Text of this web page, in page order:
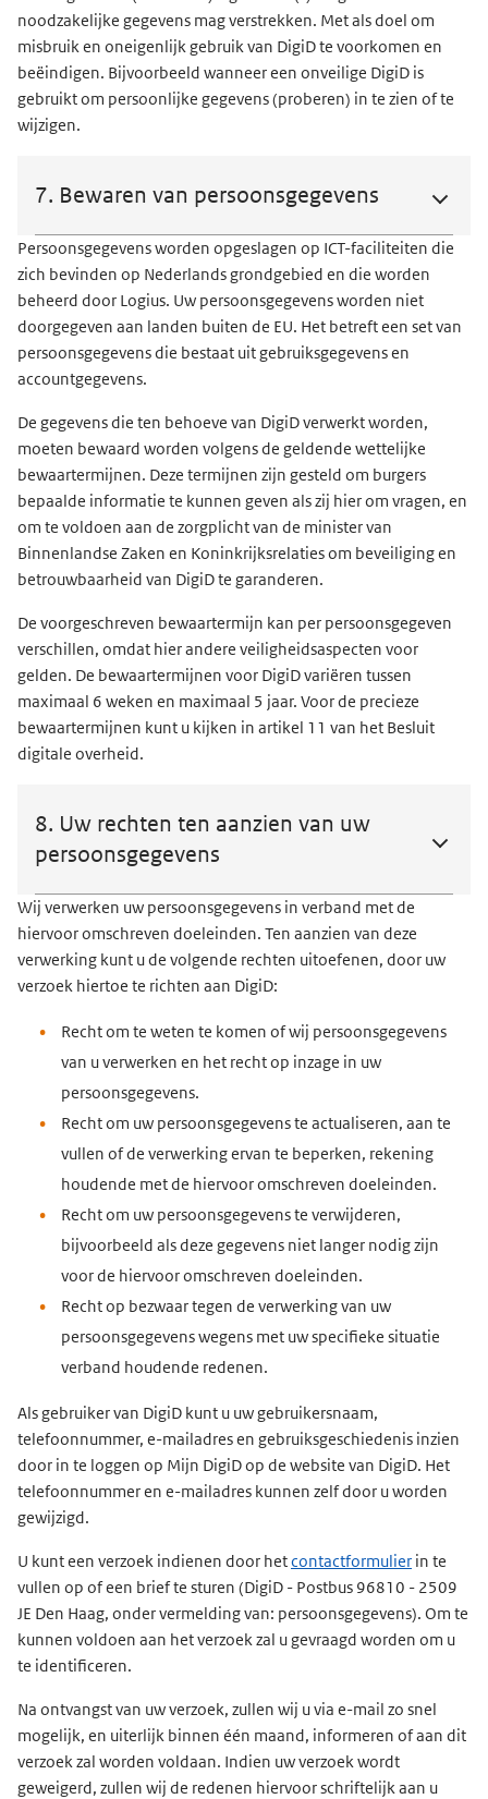
noodzakelijke gegevens mag verstrekken. Met als doel om
misbruik en oneigenlijk gebruik van DigiD te voorkomen en
beëindigen. Bijvoorbeeld wanneer een onveilige DigiD is
gebruikt om persoonlijke gegevens (proberen) in te zien of te
wijzigen.
7. Bewaren van persoonsgegevens
Persoonsgegevens worden opgeslagen op ICT-faciliteiten die
zich bevinden op Nederlands grondgebied en die worden
beheerd door Logius. Uw persoonsgegevens worden niet
doorgegeven aan landen buiten de EU. Het betreft een set van
persoonsgegevens die bestaat uit gebruiksgegevens en
accountgegevens.
De gegevens die ten behoeve van DigiD verwerkt worden,
moeten bewaard worden volgens de geldende wettelijke
bewaartermijnen. Deze termijnen zijn gesteld om burgers
bepaalde informatie te kunnen geven als zij hier om vragen, en
om te voldoen aan de zorgplicht van de minister van
Binnenlandse Zaken en Koninkrijksrelaties om beveiliging en
betrouwbaarheid van DigiD te garanderen.
De voorgeschreven bewaartermijn kan per persoonsgegeven
verschillen, omdat hier andere veiligheidsaspecten voor
gelden. De bewaartermijnen voor DigiD variëren tussen
maximaal 6 weken en maximaal 5 jaar. Voor de precieze
bewaartermijnen kunt u kijken in artikel 11 van het Besluit
digitale overheid.
8. Uw rechten ten aanzien van uw
persoonsgegevens
Wij verwerken uw persoonsgegevens in verband met de
hiervoor omschreven doeleinden. Ten aanzien van deze
verwerking kunt u de volgende rechten uitoefenen, door uw
verzoek hiertoe te richten aan DigiD:
Recht om te weten te komen of wij persoonsgegevens
van u verwerken en het recht op inzage in uw
persoonsgegevens.
Recht om uw persoonsgegevens te actualiseren, aan te
vullen of de verwerking ervan te beperken, rekening
houdende met de hiervoor omschreven doeleinden.
Recht om uw persoonsgegevens te verwijderen,
bijvoorbeeld als deze gegevens niet langer nodig zijn
voor de hiervoor omschreven doeleinden.
Recht op bezwaar tegen de verwerking van uw
persoonsgegevens wegens met uw specifieke situatie
verband houdende redenen.
Als gebruiker van DigiD kunt u uw gebruikersnaam,
telefoonnummer, e-mailadres en gebruiksgeschiedenis inzien
door in te loggen op Mijn DigiD op de website van DigiD. Het
telefoonnummer en e-mailadres kunnen zelf door u worden
gewijzigd.
U kunt een verzoek indienen door hetcontactformulier in te
vullen op of een brief te sturen (DigiD - Postbus 96810 - 2509
JE Den Haag, onder vermelding van: persoonsgegevens). Om te
kunnen voldoen aan het verzoek zal u gevraagd worden om u
te identificeren.
Na ontvangst van uw verzoek, zullen wij u via e-mail zo snel
mogelijk, en uiterlijk binnen één maand, informeren of aan dit
verzoek zal worden voldaan. Indien uw verzoek wordt
geweigerd, zullen wij de redenen hiervoor schriftelijk aan u